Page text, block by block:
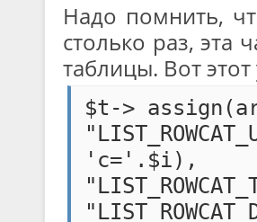
Надо помнить,
столько раз, эта
таблицы. Вот
$t->
'c='.$i),